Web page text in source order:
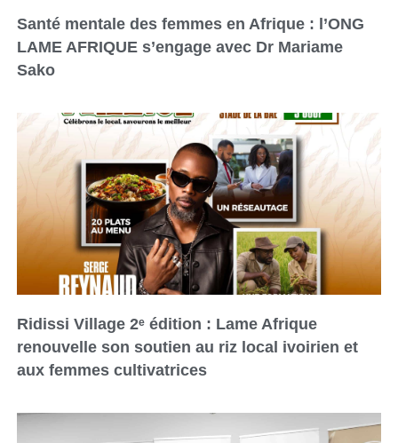
Santé mentale des femmes en Afrique : l’ONG
LAME AFRIQUE s’engage avec Dr Mariame
Sako
Ridissi Village 2ᵉ édition : Lame Afrique
renouvelle son soutien au riz local ivoirien et
aux femmes cultivatrices